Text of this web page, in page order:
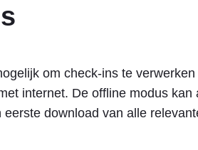
om check-ins te
internet. De offline modus kan
download van alle